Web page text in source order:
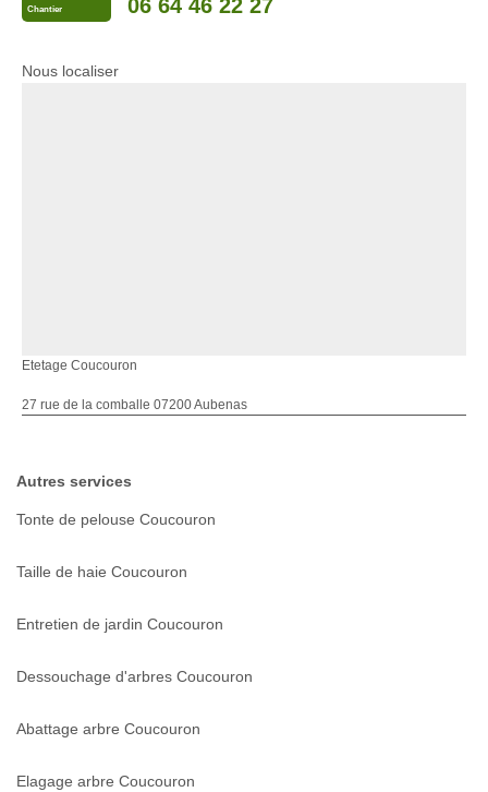
Chantier 06 64 46 22 27
Nous localiser
Etetage Coucouron
27 rue de la comballe 07200 Aubenas
Autres services
Tonte de pelouse Coucouron
Taille de haie Coucouron
Entretien de jardin Coucouron
Dessouchage d'arbres Coucouron
Abattage arbre Coucouron
Elagage arbre Coucouron